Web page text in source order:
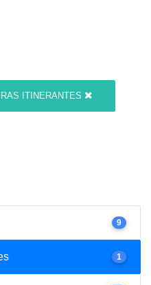
ITINERANTES
9
1